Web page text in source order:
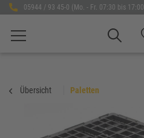
05944 / 93 45-0 (Mo. - Fr. 07:30 bis
Übersicht Paletten